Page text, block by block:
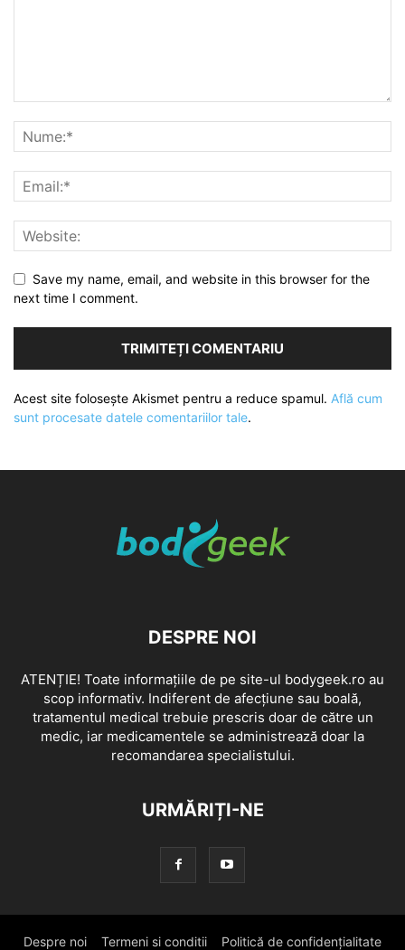
Save my name, email, and website in this browser for the
next time I comment.
Acest site folosește Akismet pentru a reduce spamul. Află cum
sunt procesate datele comentariilor tale.
DESPRE NOI
ATENȚIE! Toate informațiile de pe site-ul bodygeek.ro au
scop informativ. Indiferent de afecțiune sau boală,
tratamentul medical trebuie prescris doar de către un
medic, iar medicamentele se administrează doar la
recomandarea specialistului.
URMĂRIȚI-NE
Despre noi Termeni si conditii Politică de confidențialitate